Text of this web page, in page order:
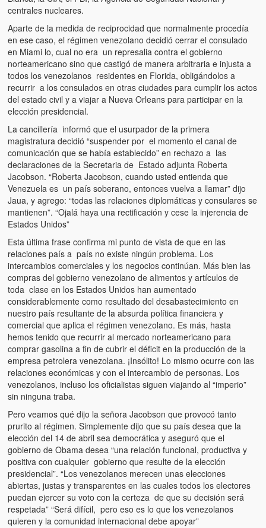
Luis y El Mono… en armas (Luis and El Mono… armed)
Puente Llaguno, Miraflores… ¿y Lina?
Radio Emisoras y canales de televisión clausurados por el
de Chávez hasta el 2009
Victimas del 11 de abril de 2002
Víctimas del régimen dictatorial de Chávez desde que tomó el
poder hasta el 31 de diciembre de 2009
Víctimas inocentes de la violencia castrista del 4 de Febrero de
1992
¡¡¡Miserable traidor, mira a tu pueblo!!! (Despicable traitor, look
your country!!!)
Fotos
Versos
Cuentos
Videos
Chistes
centrales nucleares.
Aparte de la medida de reciprocidad que normalmente procedía
en ese caso, el régimen venezolano decidió cerrar el consulado
en Miami lo, cual no era un represalia contra el gobierno
norteamericano sino que castigó de manera arbitraria e injusta a
todos los venezolanos residentes en Florida, obligándolos a
recurrir a los consulados en otras ciudades para cumplir los actos
del estado civil y a viajar a Nueva Orleans para participar en la
elección presidencial.
La cancillería informó que el usurpador de la primera
magistratura decidió “suspender por el momento el canal de
comunicación que se había establecido” en rechazo a las
declaraciones de la Secretaria de Estado adjunta Roberta
Jacobson. “Roberta Jacobson, cuando usted entienda que
Venezuela es un país soberano, entonces vuelva a llamar” dijo
Jaua, y agrego: “todas las relaciones diplomáticas y consulares se
mantienen”. “Ojalá haya una rectificación y cese la injerencia de
Estados Unidos”
Esta última frase confirma mi punto de vista de que en las
relaciones país a país no existe ningún problema. Los
intercambios comerciales y los negocios continúan. Más bien las
compras del gobierno venezolano de alimentos y artículos de
toda clase en los Estados Unidos han aumentado
considerablemente como resultado del desabastecimiento en
nuestro país resultante de la absurda política financiera y
comercial que aplica el régimen venezolano. Es más, hasta
hemos tenido que recurrir al mercado norteamericano para
comprar gasolina a fin de cubrir el déficit en la producción de la
empresa petrolera venezolana. ¡Insólito! Lo mismo ocurre con las
relaciones económicas y con el intercambio de personas. Los
venezolanos, incluso los oficialistas siguen viajando al “imperio”
sin ninguna traba.
Pero veamos qué dijo la señora Jacobson que provocó tanto
prurito al régimen. Simplemente dijo que su país desea que la
elección del 14 de abril sea democrática y aseguró que el
gobierno de Obama desea “una relación funcional, productiva y
positiva con cualquier gobierno que resulte de la elección
presidencial”. “Los venezolanos merecen unas elecciones
abiertas, justas y transparentes en las cuales todos los electores
puedan ejercer su voto con la certeza de que su decisión será
respetada” “Será difícil, pero eso es lo que los venezolanos
quieren y la comunidad internacional debe apoyar”